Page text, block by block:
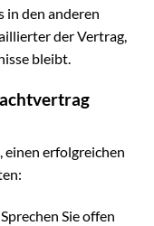
in den anderen
der Vertrag,
bleibt.
einen erfolgreichen
Sie offen